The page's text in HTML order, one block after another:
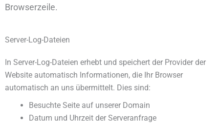
Browserzeile.
Server-Log-Dateien
In Server-Log-Dateien erhebt und speichert der Provider der
Website automatisch Informationen, die Ihr Browser
automatisch an uns übermittelt. Dies sind:
Besuchte Seite auf unserer Domain
Datum und Uhrzeit der Serveranfrage